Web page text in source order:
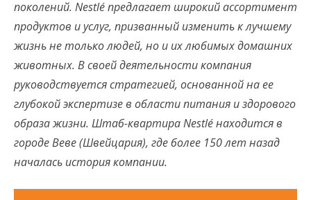
поколений. Nestlé предлагает широкий ассортимент
продуктов и услуг, призванный изменить к лучшему
жизнь не только людей, но и их любимых домашних
животных. В своей деятельности компания
руководствуется стратегией, основанной на ее
глубокой экспертизе в области питания и здорового
образа жизни. Штаб-квартира Nestlé находится в
городе Веве (Швейцария), где более 150 лет назад
началась история компании.